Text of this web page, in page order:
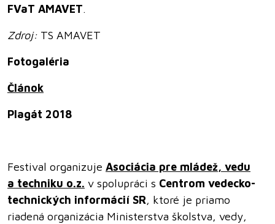
FVaT AMAVET.
Zdroj: TS AMAVET
Fotogaléria
Článok
Plagát 2018
Festival organizuje Asociácia pre mládež, vedu
a techniku o.z. v spolupráci s Centrom vedecko-
technických informácií SR, ktoré je priamo
riadená organizácia Ministerstva školstva, vedy,